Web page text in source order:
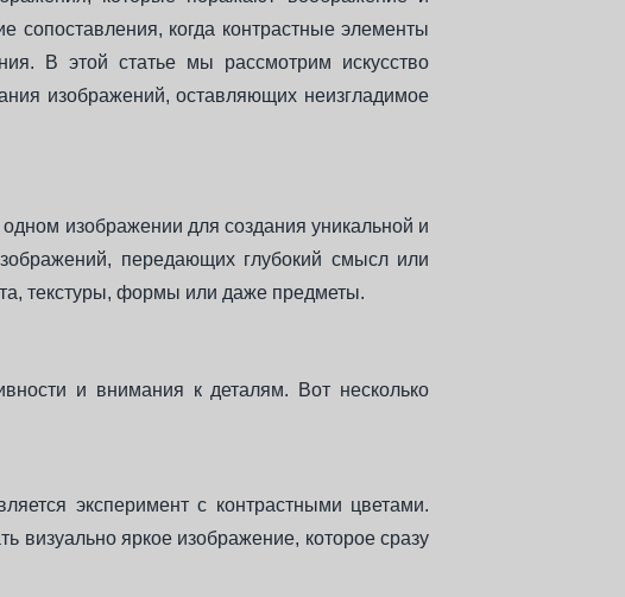
сопоставления, когда контрастные элементы
В этой статье мы рассмотрим искусство
изображений, оставляющих неизгладимое
изображении для создания уникальной и
передающих глубокий смысл или
текстуры, формы или даже предметы.
и внимания к деталям. Вот несколько
эксперимент с контрастными цветами.
визуально яркое изображение, которое сразу